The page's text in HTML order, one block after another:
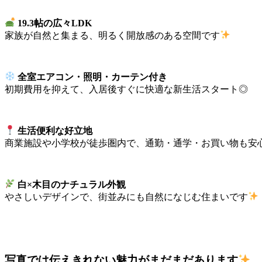
19.3帖の広々LDK
家族が自然と集まる、明るく開放感のある空間です
全室エアコン・照明・カーテン付き
初期費用を抑えて、入居後すぐに快適な新生活スタート◎
生活便利な好立地
商業施設や小学校が徒歩圏内で、通勤・通学・お買い物も安
白×木目のナチュラル外観
やさしいデザインで、街並みにも自然になじむ住まいです